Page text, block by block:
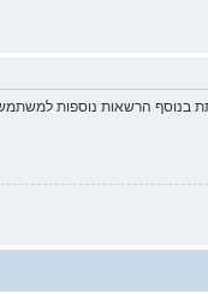
בנוסף הרשאות נוספות